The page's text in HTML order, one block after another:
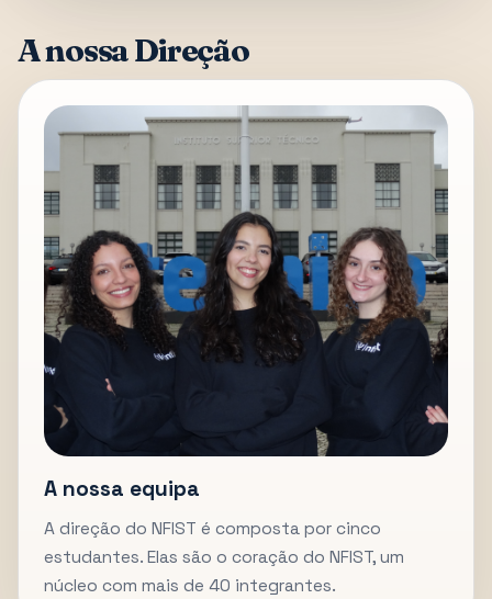
A nossa Direção
A nossa equipa
A direção do NFIST é composta por cinco
estudantes. Elas são o coração do NFIST, um
núcleo com mais de 40 integrantes.